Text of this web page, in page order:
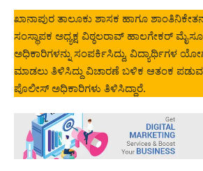
ಖಾನಾಪುರ ತಾಲೂಕು ಶಾಸಕ ಹಾಗೂ
ಸಂಸ್ಥಾಪಕ ಅಧ್ಯಕ್ಷ ವಿಠ್ಠಲರಾವ್ ಹಾಲಗೇಕರ್
ಅಧಿಕಾರಿಗಳನ್ನು ಸಂಪರ್ಕಿಸಿದ್ದು, ವಿದ್ಯಾರ್ಥಿಗಳ
ಮಾಡಲು ತಿಳಿಸಿದ್ದು ವಿಚಾರಣೆ ಬಳಿಕ ಆತಂಕ ಪಡುವ
ಪೊಲೀಸ್ ಅಧಿಕಾರಿಗಳು ತಿಳಿಸಿದ್ದಾರೆ.